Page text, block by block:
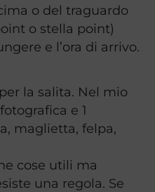
o del traguardo
o stella point)
e l’ora di arrivo.
la salita. Nel mio
e 1
maglietta, felpa,
cose utili ma
una regola. Se